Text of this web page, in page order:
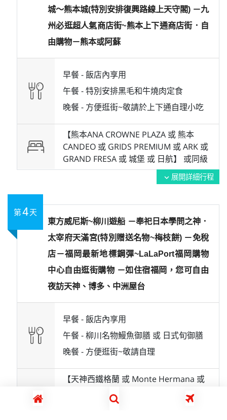
城～熊本城(特別安排復興路線上天守閣) －九
州必逛超人氣商店街~熊本上下通商店街．自
由購物－熊本或阿蘇
早餐 -飯店內享用
午餐 -特別安排黑毛和牛燒肉定食
晚餐 - 方便逛街~敬請於上下通自理小吃
【熊本ANA CROWNE PLAZA 或 熊本
CANDEO 或 GRIDS PREMIUM 或 ARK 或
GRAND FRESA 或 城堡 或 日航】 或同級
expand_more 展開詳細行程
第4天
東方威尼斯~柳川遊船 －奉祀日本學問之神．
太宰府天滿宮(特別贈送名物~梅枝餅) －免稅
店－福岡最新地標鋼彈~LaLaPort福岡購物
中心自由逛街購物 －如住宿福岡，您可自由
夜訪天神、博多、中洲屋台
早餐 -飯店內享用
午餐 -柳川名物鰻魚御膳 或 日式旬御膳
晚餐 - 方便逛街~敬請自理
【天神西鐵格蘭 或 Monte Hermana 或
Cross Live 或 Quintessa天神南 或 蒙特利
或 北九州Crown Palais 或 小倉麗嘉皇